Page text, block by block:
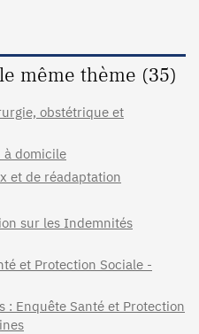
même thème (35)
obstétrique et
à domicile
et de réadaptation
sur les Indemnités
et Protection Sociale -
: Enquête Santé et Protection